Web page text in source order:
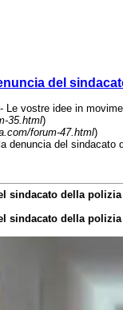
del
Le vostre idee in
35.html)
forum-47.html)
denuncia del sindacato
sindacato della polizia
sindacato della polizia